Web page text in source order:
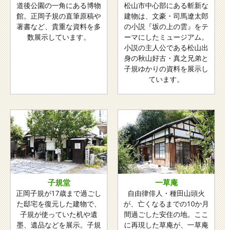
道後公園の一角にある博物
館。正岡子規の直筆原稿や
著書など、貴重な資料を多
数展示しています。
松山市中心部にある斬新な
建物は、文豪・司馬遼太郎
の小説『坂の上の雲』をテ
ーマにしたミュージアム。
小説の主人公である松山出
身の秋山好古・真之兄弟と
子規ゆかりの資料を展示し
ています。
子規堂
正岡子規が17歳まで過ごし
た邸宅を復元した建物で、
子規が使っていた机や遺
墨、遺品などを展示。子規
一草庵
自由律俳人・種田山頭火
が、亡くなるまでの10か月
間過ごした安住の地。ここ
に再現した草庵が、一草庵